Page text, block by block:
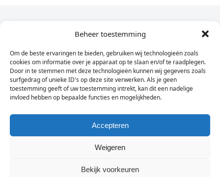
Beheer toestemming
Om de beste ervaringen te bieden, gebruiken wij technologieën zoals
cookies om informatie over je apparaat op te slaan en/of te raadplegen.
Door in te stemmen met deze technologieën kunnen wij gegevens zoals
surfgedrag of unieke ID's op deze site verwerken. Als je geen
toestemming geeft of uw toestemming intrekt, kan dit een nadelige
invloed hebben op bepaalde functies en mogelijkheden.
Accepteren
Weigeren
Bekijk voorkeuren
Dagelijks het laatste nieuws in je e-mail?
Vul
hier
je
e-
mailadres
in
Sign Up